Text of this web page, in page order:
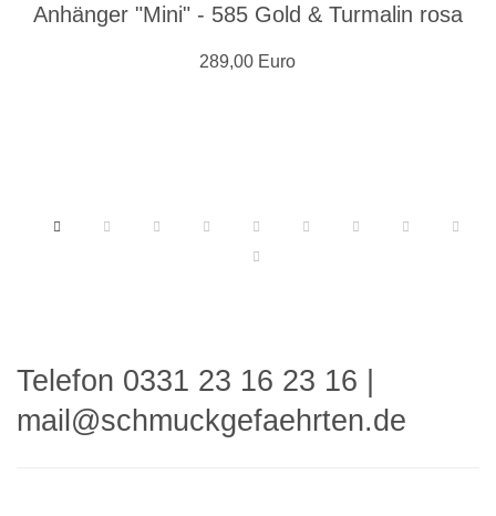
Anhänger "Mini" - 585 Gold & Turmalin rosa
289,00 Euro
Telefon 0331 23 16 23 16
mail@schmuckgefaehrten.de